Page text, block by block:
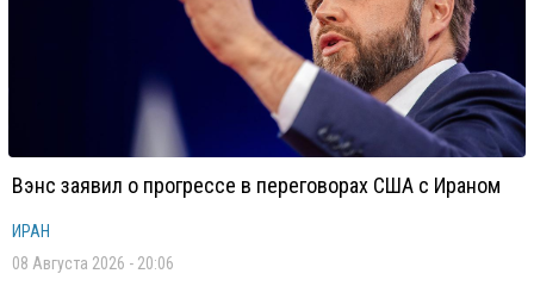
Вэнс заявил о прогрессе в переговорах США с Ираном
ИРАН
08 Августа 2026 - 20:06